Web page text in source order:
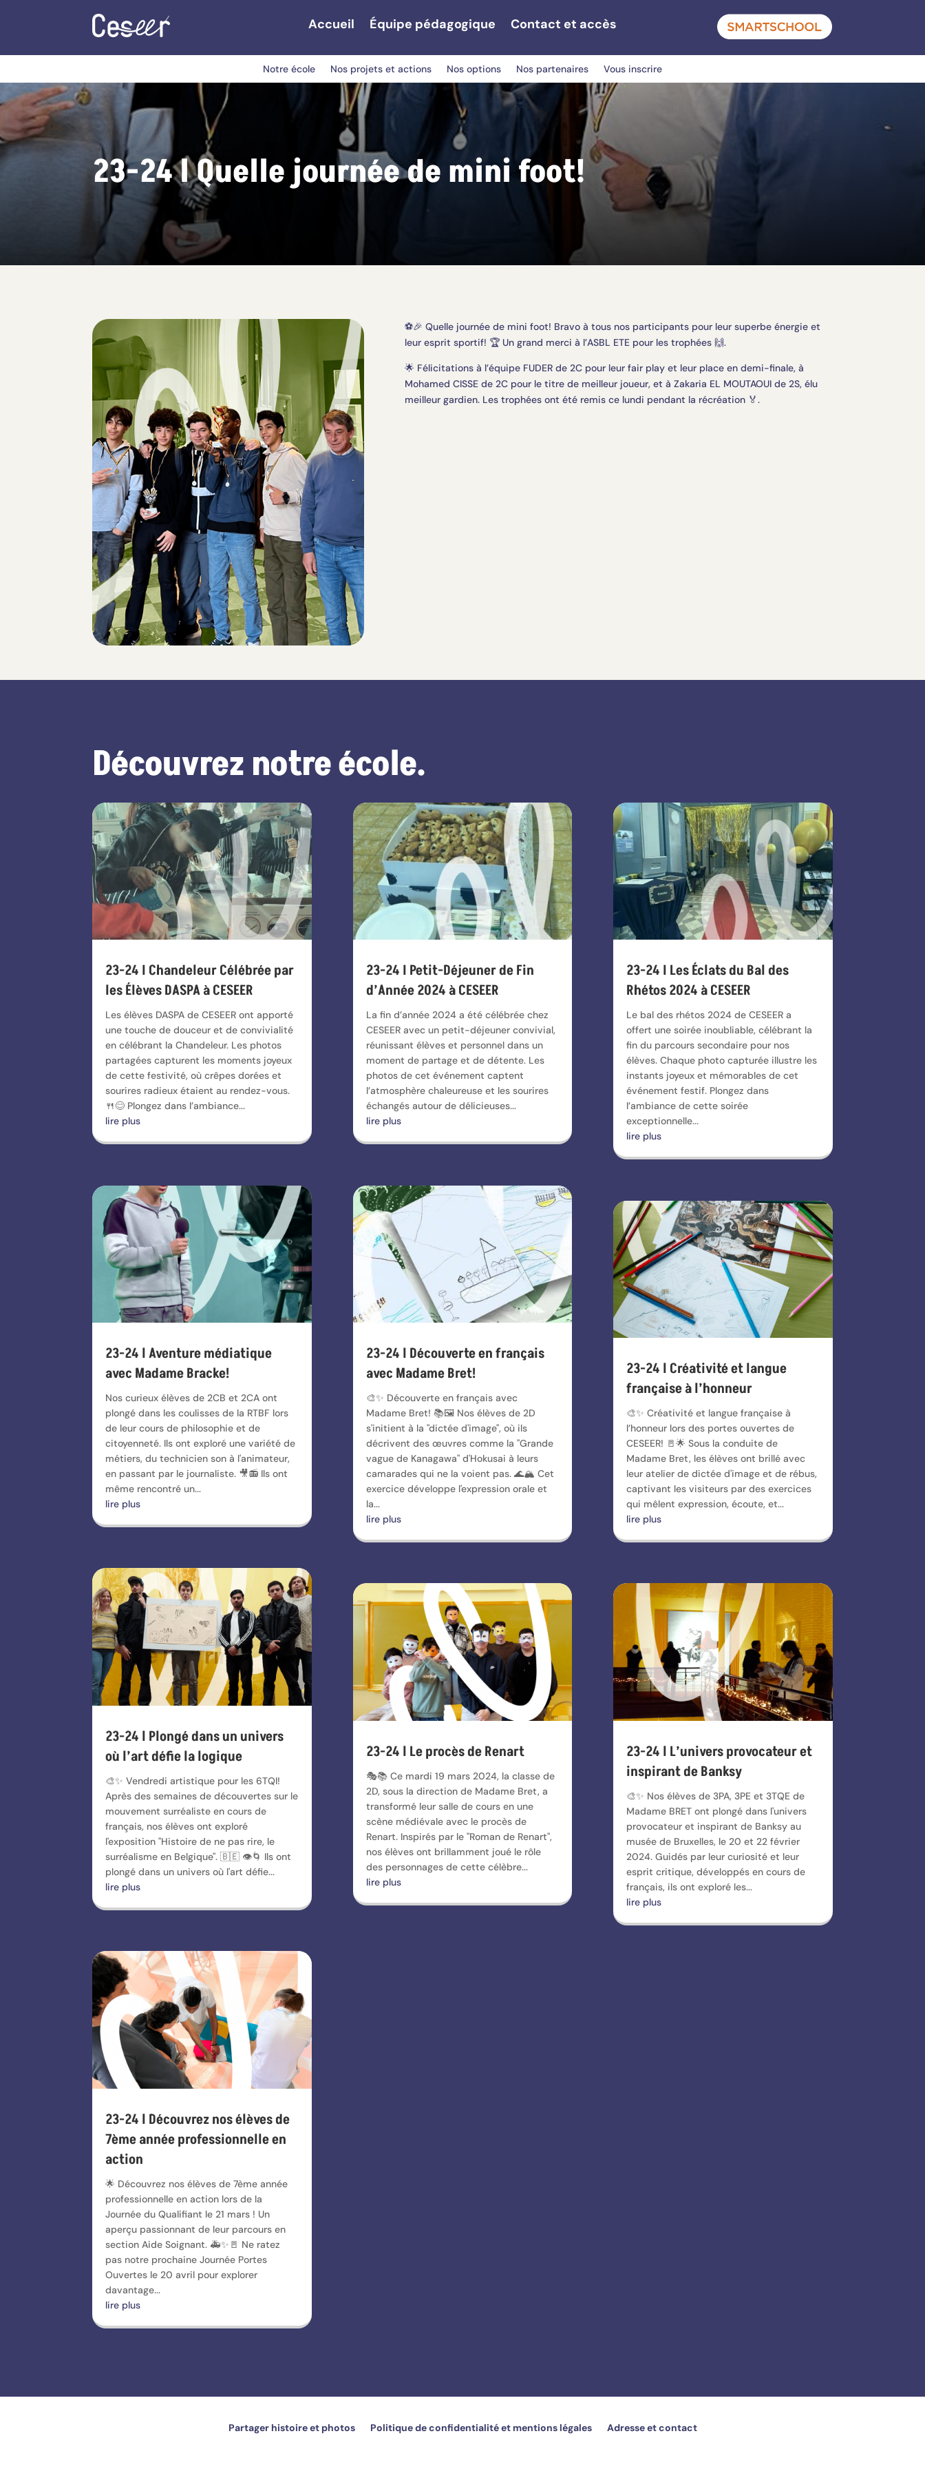
Accueil Équipe pédagogique Contact et accès
Notre école Nos projets et actions Nos options Nos partenaires Vous inscrire
23-24 l Quelle journée de mini foot!
⚽️🎉 Quelle journée de mini foot! Bravo à tous nos participants pour leur superbe énergie et
leur esprit sportif! 🏆 Un grand merci à l’ASBL ETE pour les trophées 🙌.
🌟 Félicitations à l’équipe FUDER de 2C pour leur fair play et leur place en demi-finale, à
Mohamed CISSE de 2C pour le titre de meilleur joueur, et à Zakaria EL MOUTAOUI de 2S, élu
meilleur gardien. Les trophées ont été remis ce lundi pendant la récréation 🏅.
Découvrez notre école.
23-24 I Chandeleur Célébrée par
les Élèves DASPA à CESEER
Les élèves DASPA de CESEER ont apporté
une touche de douceur et de convivialité
en célébrant la Chandeleur. Les photos
partagées capturent les moments joyeux
de cette festivité, où crêpes dorées et
sourires radieux étaient au rendez-vous.
🍴😊 Plongez dans l’ambiance...
lire plus
23-24 l Aventure médiatique
avec Madame Bracke!
Nos curieux élèves de 2CB et 2CA ont
plongé dans les coulisses de la RTBF lors
de leur cours de philosophie et de
citoyenneté. Ils ont exploré une variété de
métiers, du technicien son à l'animateur,
en passant par le journaliste. 🎥📻 Ils ont
même rencontré un...
lire plus
23-24 l Plongé dans un univers
où l’art défie la logique
🎨✨ Vendredi artistique pour les 6TQI!
Après des semaines de découvertes sur le
mouvement surréaliste en cours de
français, nos élèves ont exploré
l'exposition "Histoire de ne pas rire, le
surréalisme en Belgique". 🇧🇪 👁️🌀 Ils ont
plongé dans un univers où l'art défie...
lire plus
23-24 l Découvrez nos élèves de
7ème année professionnelle en
action
🌟 Découvrez nos élèves de 7ème année
professionnelle en action lors de la
Journée du Qualifiant le 21 mars ! Un
aperçu passionnant de leur parcours en
section Aide Soignant. 🚑✨🚪 Ne ratez
pas notre prochaine Journée Portes
Ouvertes le 20 avril pour explorer
davantage...
lire plus
23-24 I Petit-Déjeuner de Fin
d’Année 2024 à CESEER
La fin d’année 2024 a été célébrée chez
CESEER avec un petit-déjeuner convivial,
réunissant élèves et personnel dans un
moment de partage et de détente. Les
photos de cet événement captent
l’atmosphère chaleureuse et les sourires
échangés autour de délicieuses...
lire plus
23-24 l Découverte en français
avec Madame Bret!
🎨✨ Découverte en français avec
Madame Bret! 📚🖼️ Nos élèves de 2D
s'initient à la "dictée d'image", où ils
décrivent des œuvres comme la "Grande
vague de Kanagawa" d'Hokusai à leurs
camarades qui ne la voient pas. 🌊🏔️ Cet
exercice développe l'expression orale et
la...
lire plus
23-24 l Le procès de Renart
🎭📚 Ce mardi 19 mars 2024, la classe de
2D, sous la direction de Madame Bret, a
transformé leur salle de cours en une
scène médiévale avec le procès de
Renart. Inspirés par le "Roman de Renart",
nos élèves ont brillamment joué le rôle
des personnages de cette célèbre...
lire plus
23-24 I Les Éclats du Bal des
Rhétos 2024 à CESEER
Le bal des rhétos 2024 de CESEER a
offert une soirée inoubliable, célébrant la
fin du parcours secondaire pour nos
élèves. Chaque photo capturée illustre les
instants joyeux et mémorables de cet
événement festif. Plongez dans
l’ambiance de cette soirée
exceptionnelle...
lire plus
23-24 l Créativité et langue
française à l’honneur
🎨✨ Créativité et langue française à
l’honneur lors des portes ouvertes de
CESEER! 🚪🌟 Sous la conduite de
Madame Bret, les élèves ont brillé avec
leur atelier de dictée d'image et de rébus,
captivant les visiteurs par des exercices
qui mêlent expression, écoute, et...
lire plus
23-24 l L’univers provocateur et
inspirant de Banksy
🎨✨ Nos élèves de 3PA, 3PE et 3TQE de
Madame BRET ont plongé dans l'univers
provocateur et inspirant de Banksy au
musée de Bruxelles, le 20 et 22 février
2024. Guidés par leur curiosité et leur
esprit critique, développés en cours de
français, ils ont exploré les...
lire plus
Partager histoire et photos Politique de confidentialité et mentions légales Adresse et contact